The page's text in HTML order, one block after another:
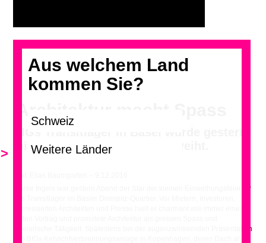
Aus welchem Land
kommen Sie?
>
mit einer kleinen Feier eingeweiht.
Bjarke Ingels war gestern Abend der Star der kleinen Einweihungsfeier für
spielerische Tätigkeit. Spätestens bei der augenzwinkernden Präsentation